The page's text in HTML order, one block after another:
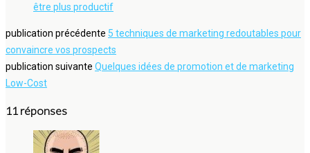
être plus productif
publication précédente 5 techniques de marketing redoutables pour
convaincre vos prospects
publication suivante Quelques idées de promotion et de marketing
Low-Cost
11 réponses